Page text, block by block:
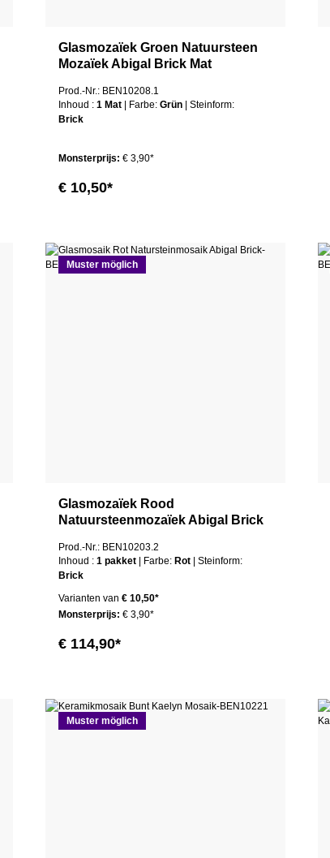
Glasmozaïek Groen Natuursteen
Mozaïek Abigal Brick Mat
Prod.-Nr.: BEN10208.1
Inhoud : 1 Mat | Farbe: Grün
| Steinform:
Brick
Monsterprijs: € 3,90*
€ 10,50*
Muster möglich
Glasmozaïek Rood
Natuursteenmozaïek Abigal Brick
Prod.-Nr.: BEN10203.2
Inhoud : 1 pakket | Farbe: Rot
| Steinform:
Brick
Varianten van € 10,50*
Monsterprijs: € 3,90*
€ 114,90*
Muster möglich